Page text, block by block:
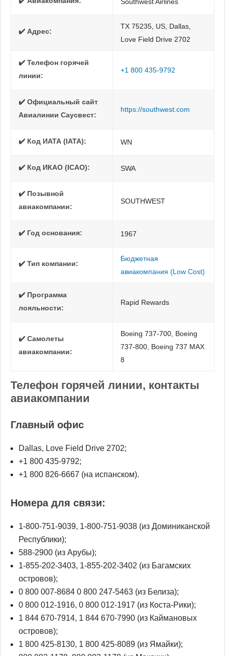
✔️ Адрес:
TX 75235, US, Dallas,
Love Field Drive 2702
✔️ Телефон горячей
линии:
+1 800 435-9792
✔️ Официальный сайт
Авиалинии Саусвест:
https://southwest.com
✔️ Код ИАТА (IATA): WN
✔️ Код ИКАО (ICAO): SWA
✔️ Позывной
авиакомпании:
SOUTHWEST
✔️ Год основания: 1967
✔️ Тип компании:
Бюджетная
авиакомпания (Low Cost)
✔️ Программа
лояльности:
Rapid Rewards
✔️ Самолеты
авиакомпании:
Boeing 737-700, Boeing
737-800, Boeing 737 MAX
8
Телефон горячей линии, контакты
авиакомпании
Главный офис
Dallas, Love Field Drive 2702;
+1 800 435-9792;
+1 800 826-6667 (на испанском).
Номера для связи:
1-800-751-9039, 1-800-751-9038 (из Доминиканской
Республики);
588-2900 (из Арубы);
1-855-202-3403, 1-855-202-3402 (из Багамских
островов);
0 800 007-8684 0 800 247-5463 (из Белиза);
0 800 012-1916, 0 800 012-1917 (из Коста-Рики);
1 844 670-7914, 1 844 670-7990 (из Каймановых
островов);
1 800 425-8130, 1 800 425-8089 (из Ямайки);